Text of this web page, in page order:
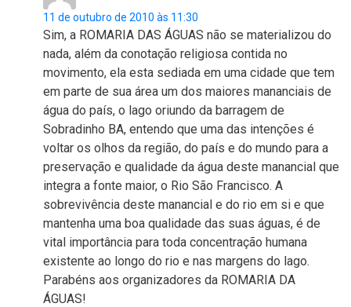
11 de outubro de 2010 às 11:30
Sim, a ROMARIA DAS ÁGUAS não se materializou do
nada, além da conotação religiosa contida no
movimento, ela esta sediada em uma cidade que tem
em parte de sua área um dos maiores mananciais de
água do país, o lago oriundo da barragem de
Sobradinho BA, entendo que uma das intenções é
voltar os olhos da região, do país e do mundo para a
preservação e qualidade da água deste manancial que
integra a fonte maior, o Rio São Francisco. A
sobrevivência deste manancial e do rio em si e que
mantenha uma boa qualidade das suas águas, é de
vital importância para toda concentração humana
existente ao longo do rio e nas margens do lago.
Parabéns aos organizadores da ROMARIA DA
ÁGUAS!